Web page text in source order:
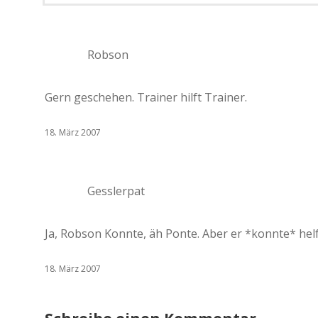
Robson
Gern geschehen. Trainer hilft Trainer.
18. März 2007
Gesslerpat
Ja, Robson Konnte, äh Ponte. Aber er *konnte*
18. März 2007